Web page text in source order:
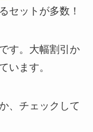
セットが多数！
す。大幅割引か
います。
、チェックして